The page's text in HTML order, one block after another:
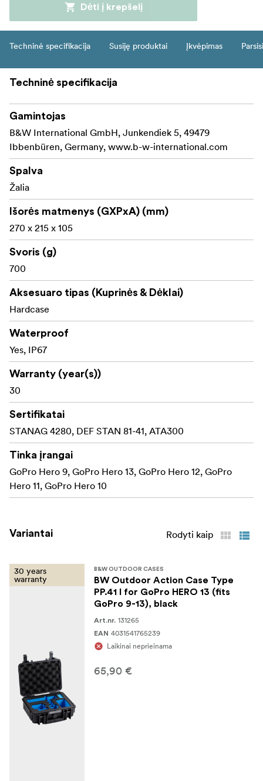
Dėti į krepšelį
Techninė specifikacija Susiję produktai Įkvėpimas
Techninė specifikacija
Gamintojas
B&W International GmbH, Junkendiek 5, 49479
Ibbenbüren, Germany, www.b-w-international.com
Spalva
Žalia
Išorės matmenys (GXPxA) (mm)
270 x 215 x 105
Svoris (g)
700
Aksesuaro tipas (Kuprinės & Dėklai)
Hardcase
Waterproof
Yes, IP67
Warranty (year(s))
30
Sertifikatai
STANAG 4280, DEF STAN 81-41, ATA300
Tinka įrangai
GoPro Hero 9, GoPro Hero 13, GoPro Hero 12, GoPro
Hero 11, GoPro Hero 10
Variantai Rodyti kaip
30 years
warranty
B&W OUTDOOR CASES
BW Outdoor Action Case Type
PP.41 I for GoPro HERO 13 (fits
GoPro 9-13), black
Art.nr. 131265
EAN 4031541765239
Laikinai neprieinama
65,90 €